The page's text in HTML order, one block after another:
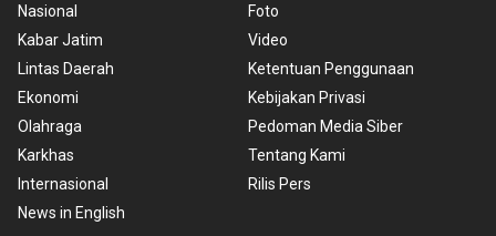
Nasional
Kabar Jatim
Lintas Daerah
Ekonomi
Olahraga
Karkhas
Internasional
News in English
Foto
Video
Ketentuan Penggunaan
Kebijakan Privasi
Pedoman Media Siber
Tentang Kami
Rilis Pers